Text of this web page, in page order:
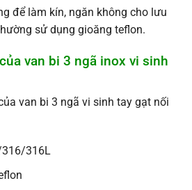
để làm kín, ngăn không cho lưu
sử dụng gioăng teflon.
van bi 3 ngã inox vi sinh
van bi 3 ngã vi sinh tay gạt nối
316L